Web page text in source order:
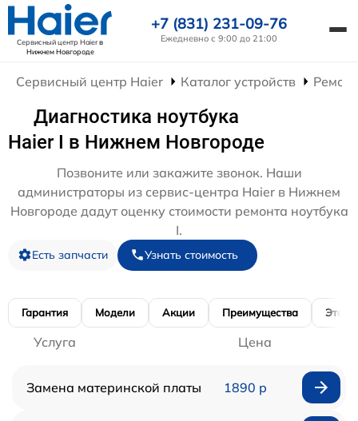
Сервисный центр Haierв
Нижнем Новгороде
+7 (831) 231-09-76
Ежедневно с 9:00 до 21:00
Сервисный центр Haier Каталог устройств
Диагностика ноутбука
Haier I в Нижнем Новгороде
Позвоните или закажите звонок. Наши
администраторы из сервис-центра Haier в Нижнем
Новгороде дадут оценку стоимости ремонта ноутбука
I.
Есть запчасти Узнать стоимость
Гарантия Модели Акции Преимущества
Услуга Цена
Замена материнской платы 1890 р